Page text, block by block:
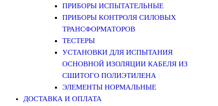
ПРИБОРЫ ИСПЫТАТЕЛЬНЫЕ
ПРИБОРЫ КОНТРОЛЯ СИЛОВЫХ
ТРАНСФОРМАТОРОВ
ТЕСТЕРЫ
УСТАНОВКИ ДЛЯ ИСПЫТАНИЯ
ОСНОВНОЙ ИЗОЛЯЦИИ КАБЕЛЯ ИЗ
СШИТОГО ПОЛИЭТИЛЕНА
ЭЛЕМЕНТЫ НОРМАЛЬНЫЕ
ДОСТАВКА И ОПЛАТА